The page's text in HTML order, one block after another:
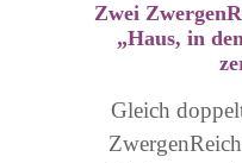
Zwei
„Haus, in
Gleich